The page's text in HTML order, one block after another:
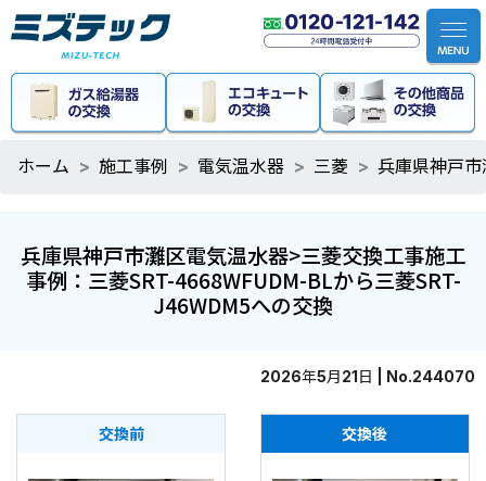
ホーム 施工事例 電気温水器 三菱 兵庫県神戸
兵庫県神戸市灘区電気温水器>三菱交換工事施工
事例：三菱SRT-4668WFUDM-BLから三菱SRT-
J46WDM5への交換
2026年5月21日 | No.244070
交換前 交換後